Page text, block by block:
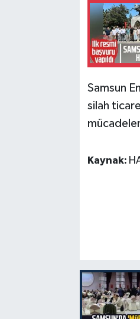
Samsun
silah
Kaynak: